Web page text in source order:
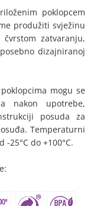
poklopcem
produžiti svježinu
zatvaranju,
dizajniranoj
mogu se
nakon upotrebe,
posuda za
Temperaturni
25°C do +100°C.